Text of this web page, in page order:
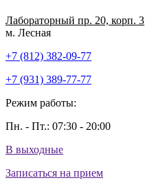
Лабораторный пр. 20, корп. 3
м. Лесная
+7 (812) 382-09-77
+7 (931) 389-77-77
Режим работы:
Пн. - Пт.: 07:30 - 20:00
В выходные
Записаться на прием